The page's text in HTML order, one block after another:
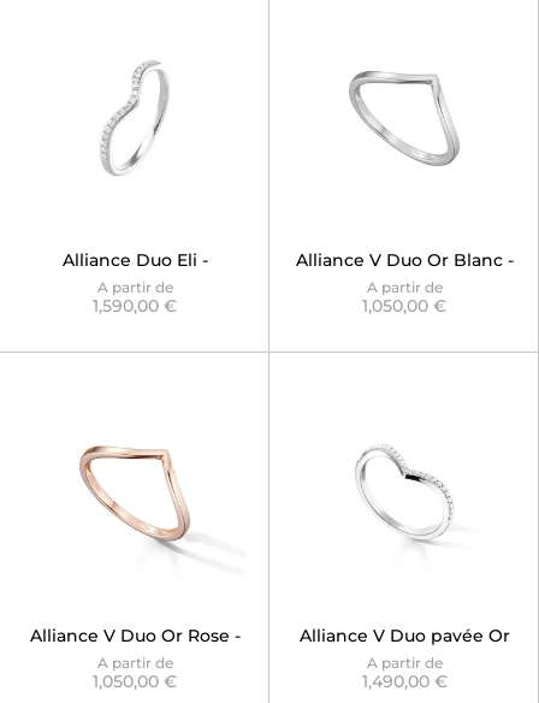
Alliance Duo Eli -
Versailles
A partir de
1,590,00 €
Alliance V Duo Or Blanc -
Graphique Diane
A partir de
1,050,00 €
Alliance V Duo Or Rose -
Graphique Diane
A partir de
1,050,00 €
Alliance V Duo pavée Or
Blanc - Graphique Diane
A partir de
1,490,00 €